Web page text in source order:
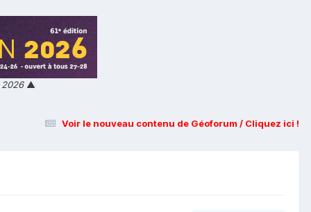
▲
Voir le nouveau contenu de Géoforum / Cliquez ici !